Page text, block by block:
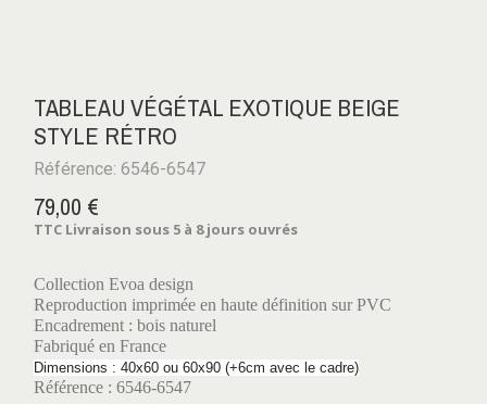
TABLEAU VÉGÉTAL EXOTIQUE BEIGE
STYLE RÉTRO
Référence: 6546-6547
79,00 €
TTC Livraison sous 5 à 8 jours ouvrés
Collection Evoa design
Reproduction imprimée en haute définition sur PVC
Encadrement : bois naturel
Fabriqué en France
Dimensions : 40x60 ou 60x90 (+6cm avec le cadre)
Référence : 6546-6547